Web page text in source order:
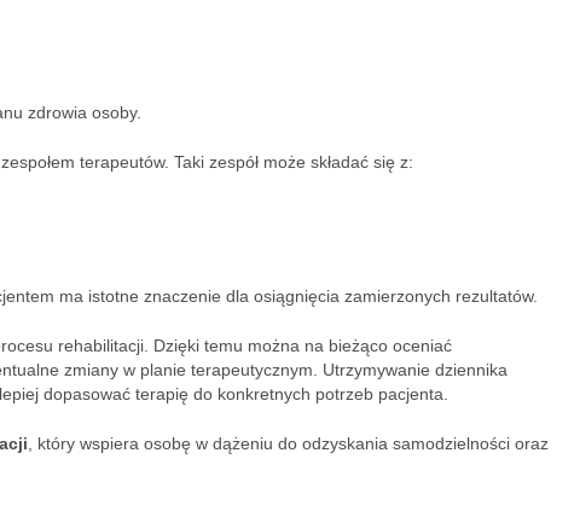
zdrowia osoby.
terapeutów. Taki zespół może składać się z:
ma istotne znaczenie dla osiągnięcia zamierzonych rezultatów.
rehabilitacji. Dzięki temu można na bieżąco oceniać
zmiany w planie terapeutycznym. Utrzymywanie dziennika
dopasować terapię do konkretnych potrzeb pacjenta.
, który wspiera osobę w dążeniu do odzyskania samodzielności oraz